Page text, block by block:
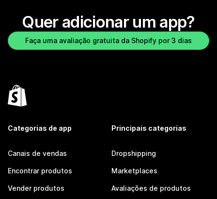
Quer adicionar um app?
Faça uma avaliação gratuita da Shopify por 3 dias
Categorias de app
Canais de vendas
Encontrar produtos
Vender produtos
Principais categorias
Dropshipping
Marketplaces
Avaliações de produtos